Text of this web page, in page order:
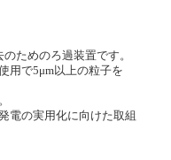
ためのろ過装置です。
用で5μm以上の粒子を
電の実用化に向けた取組